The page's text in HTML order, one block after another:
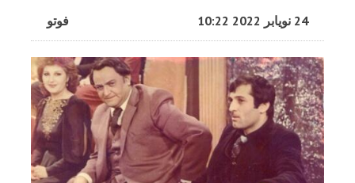
فوتو 24 نویابر 2022 10:22